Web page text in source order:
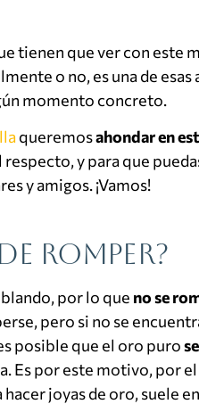
tienen que ver con este
o no, es una de
momento concreto.
queremosahondar en
y para que
y amigos. ¡Vamos!
romper?
por lo que no se
pero si no se
posible que el oro puro
Es por este motivo, por
joyas de oro, suele